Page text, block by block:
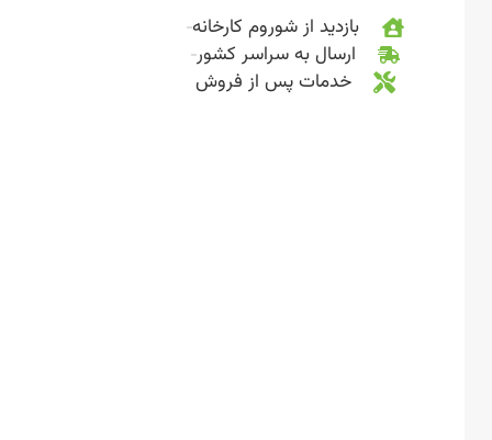
بازدید از شوروم کارخانه
ارسال به سراسر کشور
خدمات پس از فروش